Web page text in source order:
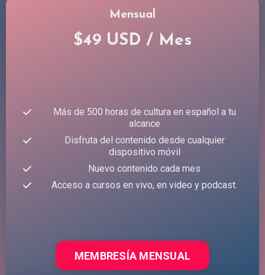
Mensual
$49 USD / Mes
Más de 500 horas de cultura en español a tu
alcance
Disfruta del contenido desde cualquier
dispositivo móvil
Nuevo contenido cada mes
Acceso a cursos en vivo, en video y podcast.
MEMBRESÍA MENSUAL